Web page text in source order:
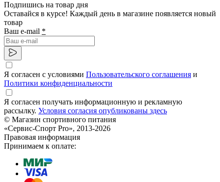
Подпишись на товар дня
Оставайся в курсе! Каждый день в магазине появляется новый
товар
Ваш e-mail *
Я согласен с условиями Пользовательского соглашения и
Политики конфиденциальности
Я согласен получать информационную и рекламную
рассылку. Условия согласия опубликованы здесь
© Магазин спортивного питания
«Сервис-Спорт Pro», 2013-2026
Правовая информация
Принимаем к оплате: